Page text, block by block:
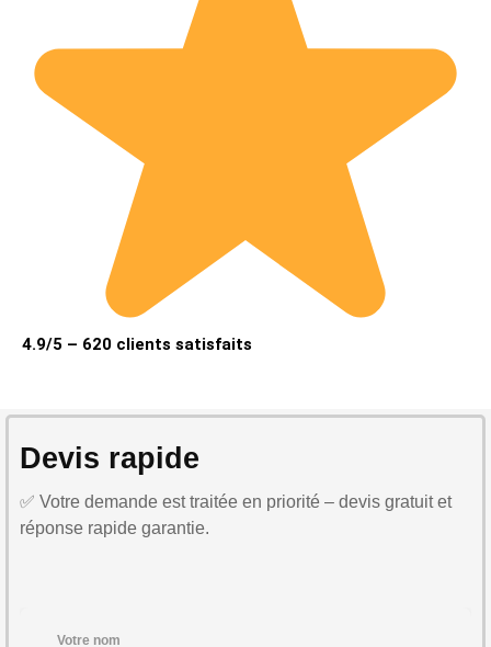
4.9/5 – 620 clients satisfaits
Devis rapide
✅ Votre demande est traitée en priorité – devis gratuit et
réponse rapide garantie.
Votre nom